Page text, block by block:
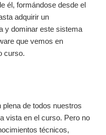
él, formándose desde el
adquirir un
y dominar este sistema
que vemos en
curso.
de todos nuestros
vista en el curso. Pero no
técnicos,